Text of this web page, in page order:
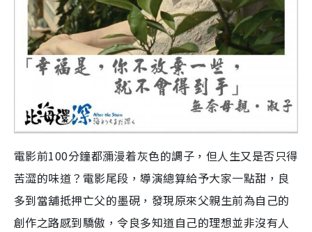
電影前100分鐘都瀰漫着灰色的調子，但人生又是否只得
苦澀的味道？電影尾段，導演總算給予大家一點甜，良
多到當舖抵押亡父的墨硯，發現原來父親生前為自己的
創作之路感到驕傲，令良多知道自己的理想並非沒有人